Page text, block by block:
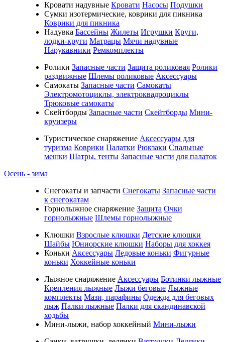
Кровати надувные Кровати Насосы Подушки
Cумки изотермические, коврики для пикника
Коврики для пикника
Надувка Бассейны Жилеты Игрушки Круги,
лодки-круги Матрацы Мячи надувные
Нарукавники Ремкомплекты
Ролики Запасные части Защита роликовая Ролики
раздвижные Шлемы роликовые Аксессуары
Самокаты Запасные части Самокаты
Электромотоциклы, электроквадроциклы
Трюковые самокаты
Скейтборды Запасные части Скейтборды Мини-
круизеры
Туристическое снаряжение Аксессуары для
туризма Коврики Палатки Рюкзаки Спальные
мешки Шатры, тенты Запасные части для палаток
Осень - зима
Cнегокаты и запчасти Снегокаты Запасные части
к снегокатам
Горнолыжное снаряжение Защита Очки
горнолыжные Шлемы горнолыжные
Клюшки Взрослые клюшки Детские клюшки
Шайбы Юниорские клюшки Наборы для хоккея
Коньки Аксессуары Ледовые коньки Фигурные
коньки Хоккейные коньки
Лыжное снаряжение Аксессуары Ботинки лыжные
Крепления лыжные Лыжи беговые Лыжные
комплекты Мази, парафины Одежда для беговых
лыж Палки лыжные Палки для скандинавской
ходьбы
Мини-лыжи, набор хоккейный Мини-лыжи